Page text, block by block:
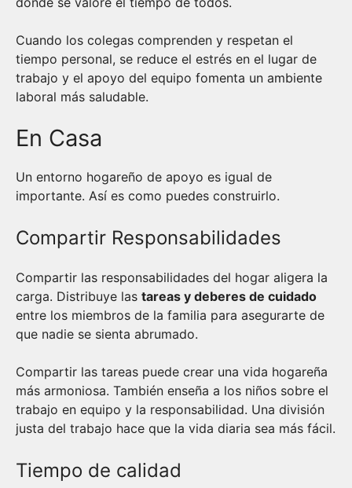
Cuando los colegas comprenden y respetan el
tiempo personal, se reduce el estrés en el lugar de
trabajo y el apoyo del equipo fomenta un ambiente
laboral más saludable.
En Casa
Un entorno hogareño de apoyo es igual de
importante. Así es como puedes construirlo.
Compartir Responsabilidades
Compartir las responsabilidades del hogar aligera la
carga. Distribuye las tareas y deberes de cuidado
entre los miembros de la familia para asegurarte de
que nadie se sienta abrumado.
Compartir las tareas puede crear una vida hogareña
más armoniosa. También enseña a los niños sobre el
trabajo en equipo y la responsabilidad. Una división
justa del trabajo hace que la vida diaria sea más fácil.
Tiempo de calidad